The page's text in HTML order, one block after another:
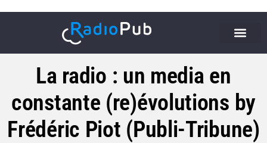
La radio : un media en
constante (re)évolutions by
Frédéric Piot (Publi-Tribune)